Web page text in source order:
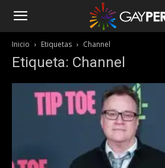
Inicio Etiquetas Channel
Etiqueta: Channel